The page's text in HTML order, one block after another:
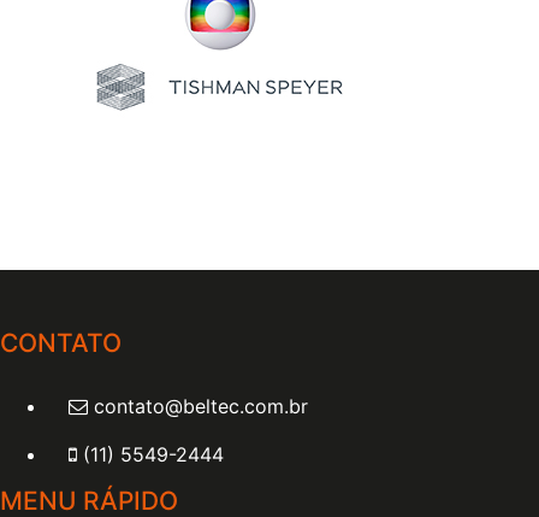
CONTATO
contato@beltec.com.br
(11) 5549-2444
MENU RÁPIDO